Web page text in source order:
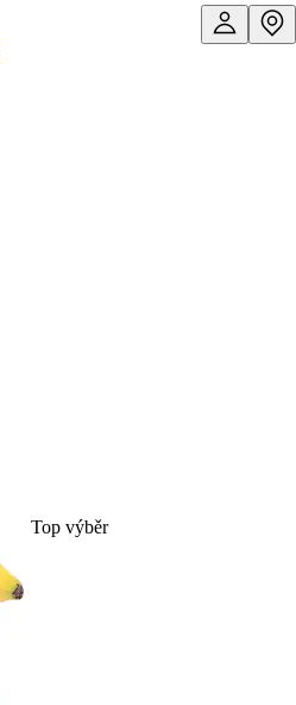
Top výběr